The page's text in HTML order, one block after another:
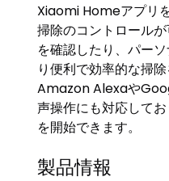
Xiaomi Homeアプリ
掃除のコントロール
を確認したり、パー
り便利で効率的な掃
Amazon Alexaや
声操作にも対応して
を開始できます。
製品情報